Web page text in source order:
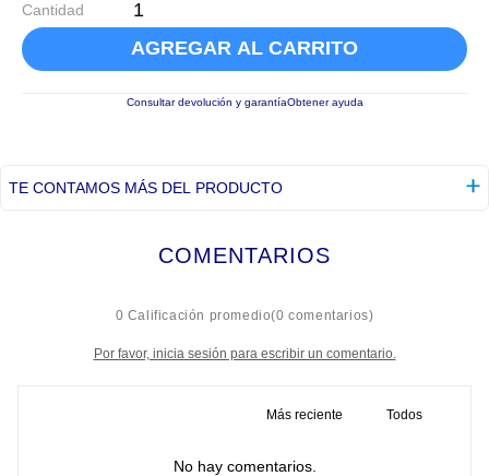
Cantidad
AGREGAR AL CARRITO
Consultar devolución y garantíaObtener ayuda
TE CONTAMOS MÁS DEL PRODUCTO
COMENTARIOS
0 Calificación promedio(0 comentarios)
Por favor, inicia sesión para escribir un comentario.
Más reciente Todos
No hay comentarios.